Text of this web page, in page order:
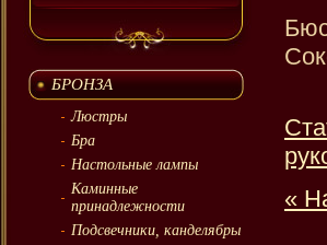
«
БРОНЗА
Люстры
Бра
Настольные лампы
Каминные
принадлежности
Подсвечники, канделябры